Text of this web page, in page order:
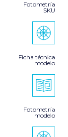
Fotometría
SKU
Ficha técnica
modelo
Fotometría
modelo